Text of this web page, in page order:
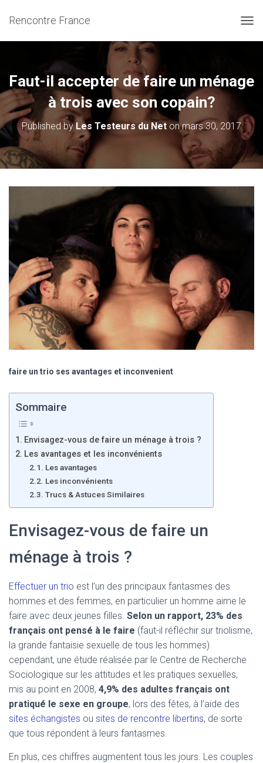
Rencontre France
Faut-il accepter de faire un ménage
à trois avec son copain?
Published byLes Testeurs du Net onmars 30, 2017
faire un trio ses avantages et inconvenient
Sommaire
Envisagez-vous de faire un ménage à trois ?
Les avantages et les inconvénients
Les avantages
Les inconvénients
Trucs & Astuces Similaires
Envisagez-vous de faire un
ménage à trois ?
Effectuer un trio est l’un des principaux fantasmes des
hommes et des femmes, en particulier un homme aime le
faire avec deux jeunes filles. Selon un rapport, 23% des
français ont pensé à le faire (faut-il réfléchir sur triolisme,
la grande fantaisie sexuelle de tous les hommes)
cependant, une étude réalisée par le Centre de Recherche
Sociologique sur les attitudes et les pratiques sexuelles,
mis au point en 2008, 4,9% des adultes français ont
pratiqué le sexe en groupe, lors des fêtes, à l’aide des
sites échangistes ou sites de rencontre libertins, de sorte
que tous répondent à leurs fantasmes.
En plus, ces chiffres augmentent tous les jours. Les couples